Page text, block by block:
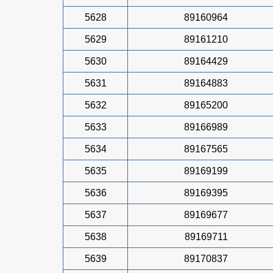
5628 89160964
5629 89161210
5630 89164429
5631 89164883
5632 89165200
5633 89166989
5634 89167565
5635 89169199
5636 89169395
5637 89169677
5638 89169711
5639 89170837